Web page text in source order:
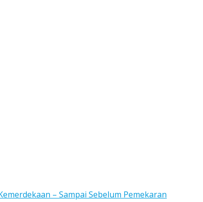
– Sampai Sebelum Pemekaran